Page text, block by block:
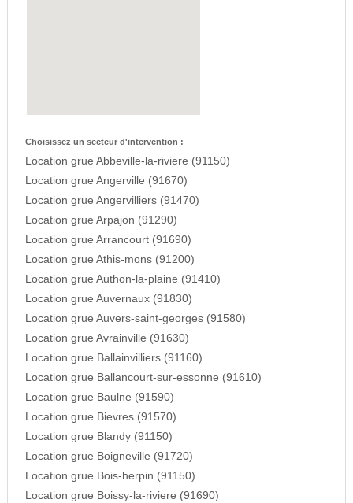
Choisissez un secteur d'intervention :
Location grue Abbeville-la-riviere (91150)
Location grue Angerville (91670)
Location grue Angervilliers (91470)
Location grue Arpajon (91290)
Location grue Arrancourt (91690)
Location grue Athis-mons (91200)
Location grue Authon-la-plaine (91410)
Location grue Auvernaux (91830)
Location grue Auvers-saint-georges (91580)
Location grue Avrainville (91630)
Location grue Ballainvilliers (91160)
Location grue Ballancourt-sur-essonne (91610)
Location grue Baulne (91590)
Location grue Bievres (91570)
Location grue Blandy (91150)
Location grue Boigneville (91720)
Location grue Bois-herpin (91150)
Location grue Boissy-la-riviere (91690)